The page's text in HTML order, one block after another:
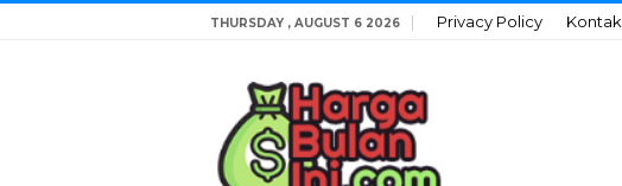
THURSDAY , AUGUST 6 2026 Privacy Policy Kontak